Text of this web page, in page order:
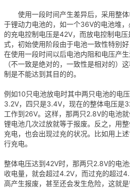
使用一段时间产生差异后，采用整体
于锂动力电池的，如一个36V的电池堆
的充电控制电压是42V，而放电控制电
式，初始使用阶段由于电池一致性特别好
在使用一段时间以后电池内阻和电压产生
（不一致是绝对的，一致性是相对的）
制是不能达到其目的的。
例如10只电池放电时其中两只电池的电
3.2V，四只是3.4V，现在的整体电压是
工作到26V。这样，那两只2.8V的电池就
锂电池几次过放就等于报废。反之，用
充电，也会出现过充的状况。比如用上
行充电。
整体电压达到42V时，那两只2.8V的电
收电量，就会超过4.2V，而过充的超过
高产生报废，甚至还会发生危险，这就是